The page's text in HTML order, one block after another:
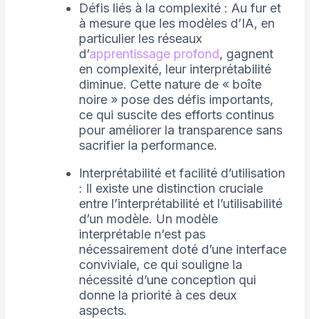
Défis liés à la complexité : Au fur et
à mesure que les modèles d’IA, en
particulier les réseaux
d’apprentissage profond, gagnent
en complexité, leur interprétabilité
diminue. Cette nature de « boîte
noire » pose des défis importants,
ce qui suscite des efforts continus
pour améliorer la transparence sans
sacrifier la performance.
Interprétabilité et facilité d’utilisation
: Il existe une distinction cruciale
entre l’interprétabilité et l’utilisabilité
d’un modèle. Un modèle
interprétable n’est pas
nécessairement doté d’une interface
conviviale, ce qui souligne la
nécessité d’une conception qui
donne la priorité à ces deux
aspects.